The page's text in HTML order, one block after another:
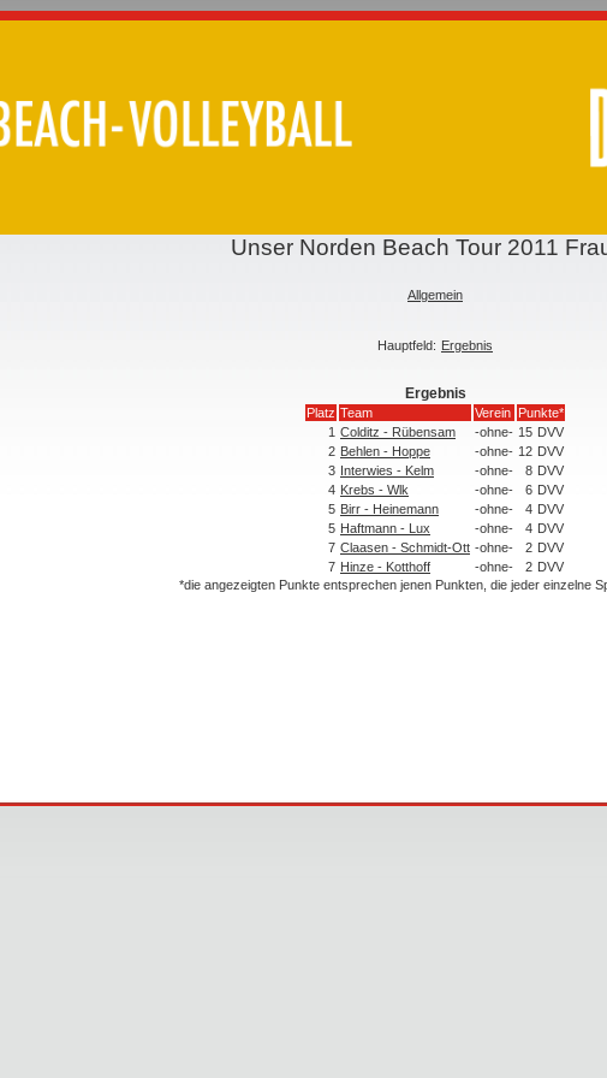
Unser Norden Beach Tour 2011
Allgemein
Hauptfeld: Ergebnis
Ergebnis
Platz Team Verein Punkte*
1 Colditz - Rübensam -ohne- 15 DVV
2 Behlen - Hoppe -ohne- 12 DVV
3 Interwies - Kelm -ohne- 8 DVV
4 Krebs - Wlk -ohne- 6 DVV
5 Birr - Heinemann -ohne- 4 DVV
5 Haftmann - Lux -ohne- 4 DVV
7 Claasen - Schmidt-Ott -ohne- 2 DVV
7 Hinze - Kotthoff -ohne- 2 DVV
*die angezeigten Punkte entsprechen jenen Punkten, die jeder einzelne